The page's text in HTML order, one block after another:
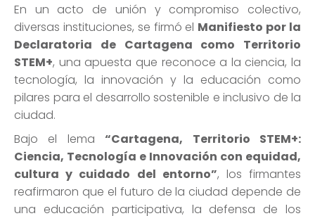
En un acto de unión y compromiso colectivo,
diversas instituciones, se firmó el Manifiesto por la
Declaratoria de Cartagena como Territorio
STEM+, una apuesta que reconoce a la ciencia, la
tecnología, la innovación y la educación como
pilares para el desarrollo sostenible e inclusivo de la
ciudad.
Bajo el lema“Cartagena, Territorio STEM+:
Ciencia, Tecnología e Innovación con equidad,
cultura y cuidado del entorno”, los firmantes
reafirmaron que el futuro de la ciudad depende de
una educación participativa, la defensa de los